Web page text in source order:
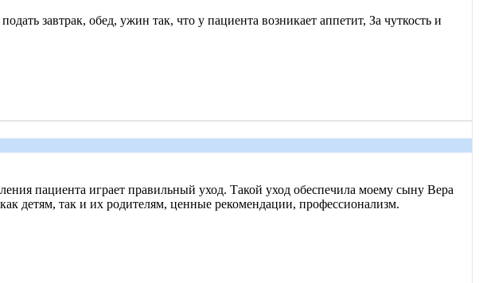
завтрак, обед, ужин так, что у пациента возникает аппетит, За чуткость и
пациента играет правильный уход. Такой уход обеспечила моему сыну Вера
детям, так и их родителям, ценные рекомендации, профессионализм.